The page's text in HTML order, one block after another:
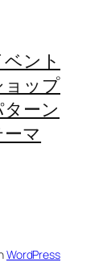
ベント
ョップ
ーン
マ
WordPress